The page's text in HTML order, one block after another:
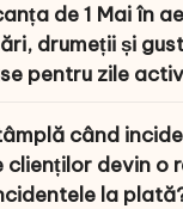
de 1 Mai în
drumeții și
pentru zile
când
devin o
la